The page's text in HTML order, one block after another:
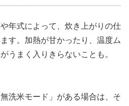
年式によって、炊き上がりの仕
す。加熱が甘かったり、温度ム
うまく入りきらないことも。
洗米モード」がある場合は、そ